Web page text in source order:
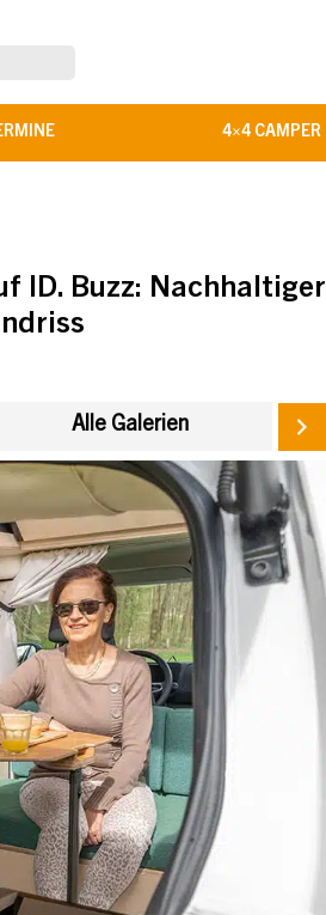
4×4 CAMPER
ID. Buzz: Nachhaltiger
Alle Galerien